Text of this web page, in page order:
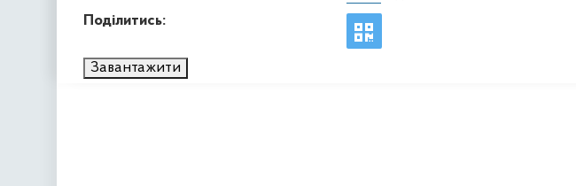
Поділитись:
Завантажити